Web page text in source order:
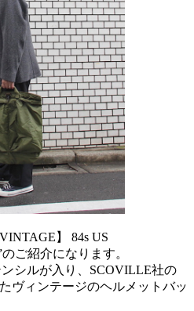
】 84s US
ご紹介になります。
シルが入り、SCOVILLE社の
ヴィンテージのヘルメットバッ